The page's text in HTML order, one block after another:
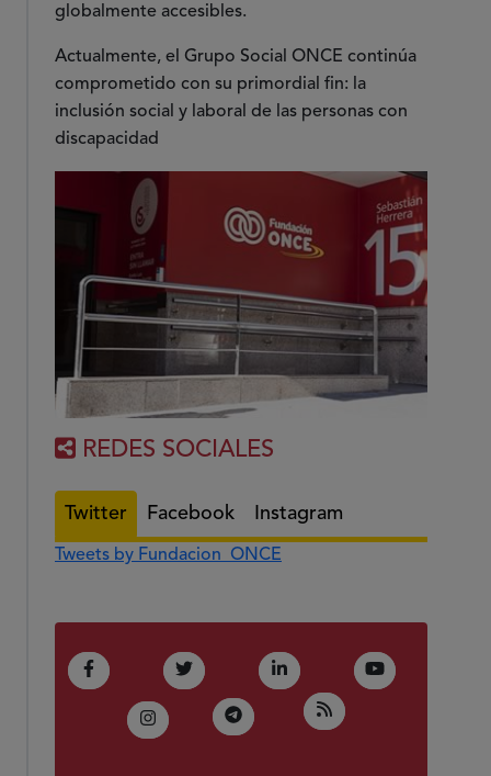
globalmente accesibles.
Actualmente, el Grupo Social ONCE continúa
comprometido con su primordial fin: la
inclusión social y laboral de las personas con
discapacidad
REDES SOCIALES
Twitter Facebook Instagram
Tweets by Fundacion_ONCE
Facebook
(Abre en nueva ventana)
Twitter
(Abre en nueva ventana)
LinkedIn
(Abre en nueva ventana)
Youtube
(Abre en
Instagram
(Abre en nueva ventana)
Telegram
(Abre en nueva ventana)
RSS
(Abre en nueva